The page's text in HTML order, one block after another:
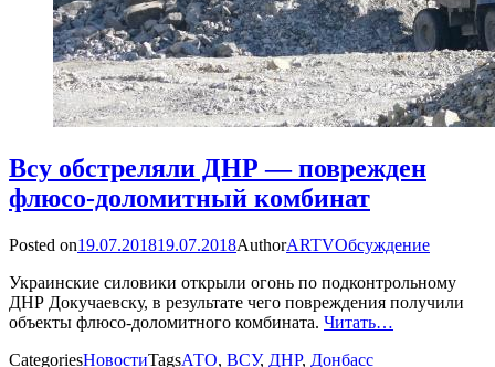
Всу обстреляли ДНР — поврежден
флюсо-доломитный комбинат
Posted on19.07.201819.07.2018AuthorARTVОбсуждение
Украинские силовики открыли огонь по подконтрольному
ДНР Докучаевску, в результате чего повреждения получили
объекты флюсо-доломитного комбината. Читать…
CategoriesНовостиTagsАТО, ВСУ, ДНР, Донбасс